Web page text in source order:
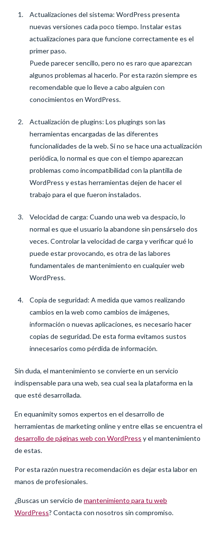
Actualizaciones del sistema: WordPress presenta
nuevas versiones cada poco tiempo. Instalar estas
actualizaciones para que funcione correctamente es el
primer paso.
Puede parecer sencillo, pero no es raro que aparezcan
algunos problemas al hacerlo. Por esta razón siempre es
recomendable que lo lleve a cabo alguien con
conocimientos en WordPress.
Actualización de plugins: Los plugings son las
herramientas encargadas de las diferentes
funcionalidades de la web. Si no se hace una actualización
periódica, lo normal es que con el tiempo aparezcan
problemas como incompatibilidad con la plantilla de
WordPress y estas herramientas dejen de hacer el
trabajo para el que fueron instalados.
Velocidad de carga: Cuando una web va despacio, lo
normal es que el usuario la abandone sin pensárselo dos
veces. Controlar la velocidad de carga y verificar qué lo
puede estar provocando, es otra de las labores
fundamentales de mantenimiento en cualquier web
WordPress.
Copia de seguridad: A medida que vamos realizando
cambios en la web como cambios de imágenes,
información o nuevas aplicaciones, es necesario hacer
copias de seguridad. De esta forma evitamos sustos
innecesarios como pérdida de información.
Sin duda, el mantenimiento se convierte en un servicio
indispensable para una web, sea cual sea la plataforma en la
que esté desarrollada.
En equanimity somos expertos en el desarrollo de
herramientas de marketing online y entre ellas se encuentra el
desarrollo de páginas web con WordPress y el mantenimiento
de estas.
Por esta razón nuestra recomendación es dejar esta labor en
manos de profesionales.
¿Buscas un servicio demantenimiento para tu web
WordPress? Contacta con nosotros sin compromiso.